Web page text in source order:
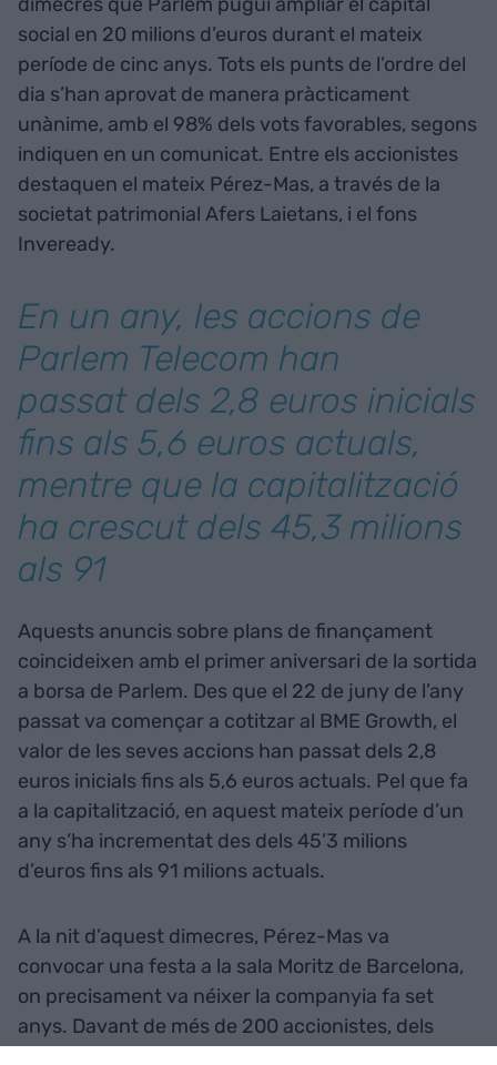
social en 20 milions d’euros durant el mateix
període de cinc anys. Tots els punts de l’ordre del
dia s’han aprovat de manera pràcticament
unànime, amb el 98% dels vots favorables, segons
indiquen en un comunicat. Entre els accionistes
destaquen el mateix Pérez-Mas, a través de la
societat patrimonial Afers Laietans, i el fons
Inveready.
En un any, les accions de
Parlem Telecom han
passat dels 2,8 euros inicials
fins als 5,6 euros actuals,
mentre que la capitalització
ha crescut dels 45,3 milions
als 91
Aquests anuncis sobre plans de finançament
coincideixen amb el primer aniversari de la sortida
a borsa de Parlem. Des que el 22 de juny de l’any
passat va començar a cotitzar al BME Growth, el
valor de les seves accions han passat dels 2,8
euros inicials fins als 5,6 euros actuals. Pel que fa
a la capitalització, en aquest mateix període d’un
any s’ha incrementat des dels 45’3 milions
d’euros fins als 91 milions actuals.
A la nit d’aquest dimecres, Pérez-Mas va
convocar una festa a la sala Moritz de Barcelona,
on precisament va néixer la companyia fa set
anys. Davant de més de 200 accionistes, dels